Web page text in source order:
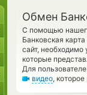
Обмен
С помощью
Банковская
сайт,
которые
Для
видео,